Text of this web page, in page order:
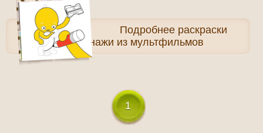
Подробнее раскраски
Персонажи из мультфильмов
1